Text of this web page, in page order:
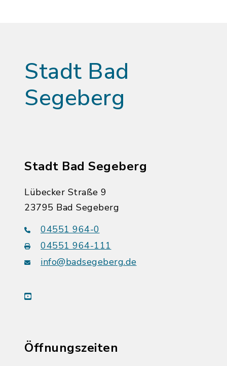
Stadt Bad
Segeberg
Stadt Bad Segeberg
Lübecker Straße 9
23795 Bad Segeberg
04551 964-0
04551 964-111
info@badsegeberg.de
youtube
Öffnungszeiten